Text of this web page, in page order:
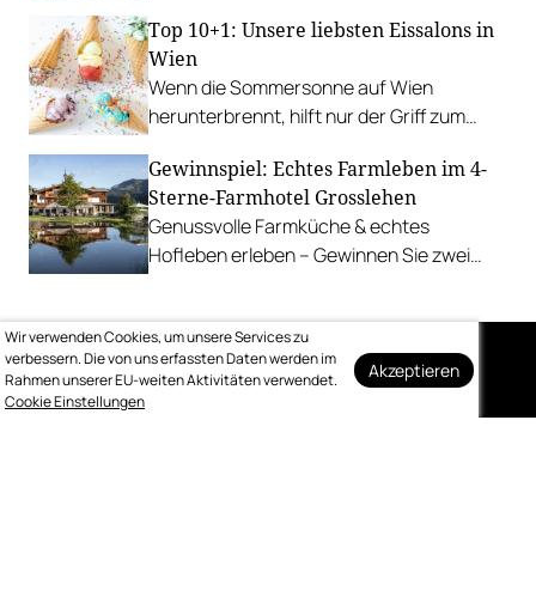
Top 10+1: Unsere liebsten Eissalons in
Wien
Wenn die Sommersonne auf Wien
herunterbrennt, hilft nur der Griff zum
uns am liebsten ab.
Gewinnspiel: Echtes Farmleben im 4-
Sterne-Farmhotel Grosslehen
Genussvolle Farmküche & echtes
Hofleben erleben – Gewinnen Sie zwei
Auf dem Laufenden
Wir verwenden Cookies, um unsere Services zu
verbessern. Die von uns erfassten Daten werden im
Rahmen unserer EU-weiten Aktivitäten verwendet.
Cookie Einstellungen
Akzeptieren